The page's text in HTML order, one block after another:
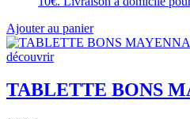
Ajouter au panier
découvrir
TABLETTE BONS